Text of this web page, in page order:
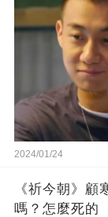
2024/01/24
《祈今朝》顧
嗎？怎麼死的